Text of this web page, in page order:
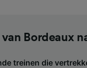
Bordeaux
treinen die